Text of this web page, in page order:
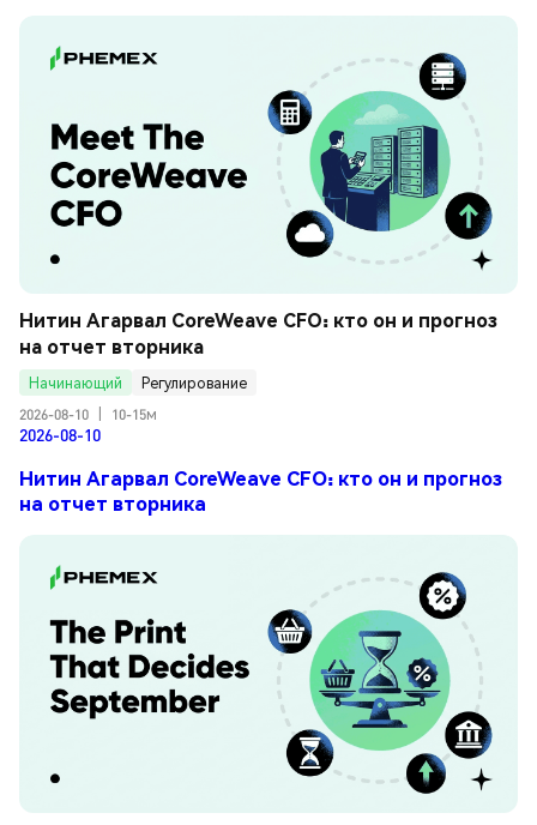
Нитин Агарвал CoreWeave CFO: кто он и прогноз
на отчет вторника
Начинающий
Регулирование
2026-08-10
10-15м
2026-08-10
Нитин Агарвал CoreWeave CFO: кто он и прогноз
на отчет вторника